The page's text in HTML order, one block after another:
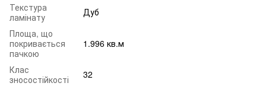
Текстура
ламінату
Дуб
Площа, що
покривається
пачкою
1.996 кв.м
Клас
зносостійкості
32